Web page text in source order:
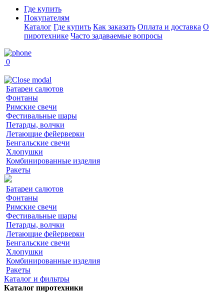
Где купить
Покупателям
Каталог Где купить Как заказать Оплата и доставка О
пиротехнике Часто задаваемые вопросы
0
Батареи салютов
Фонтаны
Римские свечи
Фестивальные шары
Петарды, волчки
Летающие фейерверки
Бенгальские свечи
Хлопушки
Комбинированные изделия
Ракеты
Батареи салютов
Фонтаны
Римские свечи
Фестивальные шары
Петарды, волчки
Летающие фейерверки
Бенгальские свечи
Хлопушки
Комбинированные изделия
Ракеты
Каталог и фильтры
Каталог пиротехники